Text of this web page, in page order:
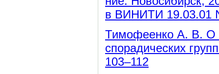
в ВИНИТИ 19.03.01
Тимофеенко А. В. О
спорадических
103–112